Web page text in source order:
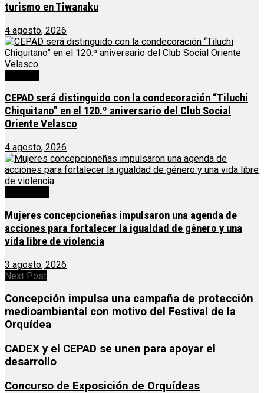
turismo en Tiwanaku
4 agosto, 2026
CEPAD será distinguido con la condecoración “Tiluchi
Chiquitano” en el 120.º aniversario del Club Social
Oriente Velasco
4 agosto, 2026
Mujeres concepcioneñas impulsaron una agenda de
acciones para fortalecer la igualdad de género y una
vida libre de violencia
3 agosto, 2026
Next Post
Concepción impulsa una campaña de protección
medioambiental con motivo del Festival de la
Orquídea
CADEX y el CEPAD se unen para apoyar el
desarrollo
Concurso de Exposición de Orquídeas